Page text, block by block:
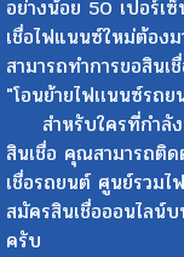
อย่างน้อย 50 เปอร์
เชื่อไฟแนนซ์ใหม่ต้อง
สามารถทำการขอสิน
"โอนย้ายไฟเเนนซ์รถ
สำหรับใครที่กำลัง
สินเชื่อ คุณสามารถติ
เชื่อรถยนต์ ศูนย์รวม
สมัครสินเชื่อออนไลน์
ครับ